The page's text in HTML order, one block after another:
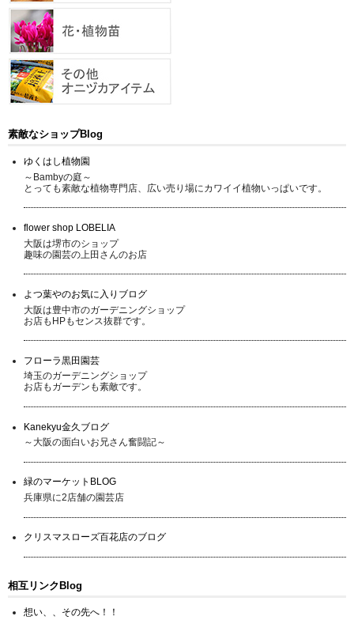
素敵なショップBlog
ゆくはし植物園
～Bambyの庭～
とっても素敵な植物専門店、広い売り場にカワイイ植物いっぱいです。
flower shop LOBELIA
大阪は堺市のショップ
趣味の園芸の上田さんのお店
よつ葉やのお気に入りブログ
大阪は豊中市のガーデニングショップ
お店もHPもセンス抜群です。
フローラ黒田園芸
埼玉のガーデニングショップ
お店もガーデンも素敵です。
Kanekyu金久ブログ
～大阪の面白いお兄さん奮闘記～
緑のマーケットBLOG
兵庫県に2店舗の園芸店
クリスマスローズ百花店のブログ
相互リンクBlog
想い、、その先へ！！